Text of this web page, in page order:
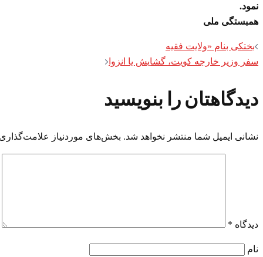
نمود.
همبستگی ملی
Post
navigation
بختکی بنام «ولایت فقیه
سفر وزیر خارجه کویت، گشایش یا انزوا
دیدگاهتان را بنویسید
نشانی ایمیل شما منتشر نخواهد شد. بخش‌های موردنیاز
دیدگاه *
نام